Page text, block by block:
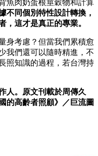
魚肉奶蛋根莖穀物和計算
不同個別特性設計轉換，
，這才是真正的專業。
身考慮？但當我們累積愈
我們還可以隨時精進，不
照知識的過程，若台灣持
人。原文刊載於周傳久
的高齡者照顧》／巨流圖